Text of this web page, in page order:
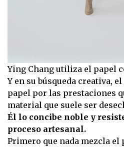
Ying Chang utiliza el papel
Y en su búsqueda creativa,
papel por las prestaciones
material que suele ser
Él lo concibe noble y
proceso artesanal.
Primero que nada mezcla el